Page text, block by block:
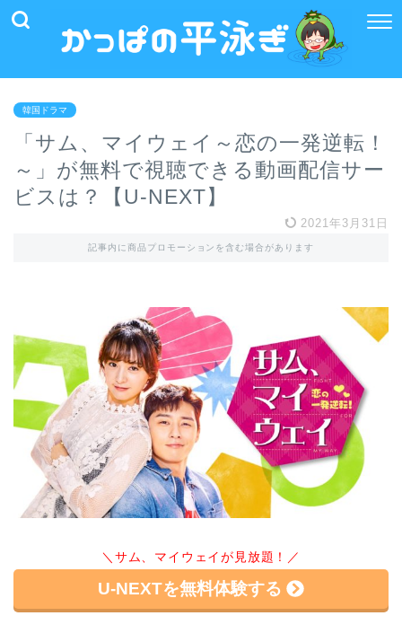
韓国ドラマ
「サム、マイウェイ～恋の一発逆転！
～」が無料で視聴できる動画配信サー
ビスは？【U-NEXT】
2021年3月31日
記事内に商品プロモーションを含む場合があります
＼サム、マイウェイが見放題！／
U-NEXTを無料体験する